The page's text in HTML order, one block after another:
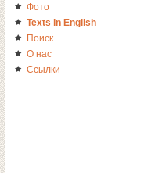
Фото
Texts in English
Поиск
О нас
Ссылки